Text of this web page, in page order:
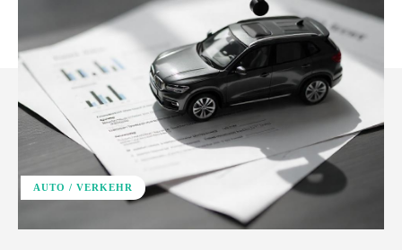
AUTO / VERKEHR